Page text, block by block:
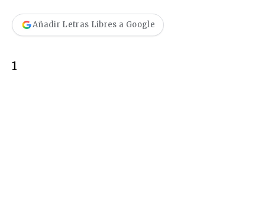
Añadir Letras Libres a Google
1